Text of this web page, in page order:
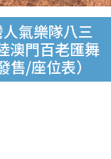
氣樂隊八三
澳門百老匯舞
/座位表）